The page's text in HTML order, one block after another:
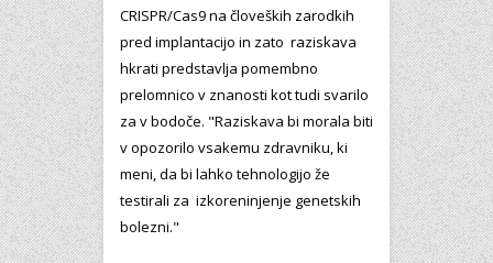
CRISPR/Cas9 na človeških zarodkih
pred implantacijo in zato raziskava
hkrati predstavlja pomembno
prelomnico v znanosti kot tudi svarilo
za v bodoče. "Raziskava bi morala biti
v opozorilo vsakemu zdravniku, ki
meni, da bi lahko tehnologijo že
testirali za izkoreninjenje genetskih
bolezni."